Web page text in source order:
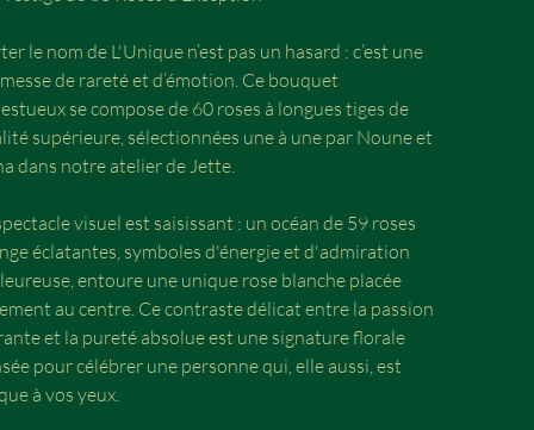
le nom de L'Unique n’est pas un hasard : c’est une
de rareté et d’émotion. Ce bouquet
se compose de 60 roses à longues tiges de
supérieure, sélectionnées une à une par Noune et
dans notre atelier de Jette.
visuel est saisissant : un océan de 59 roses
éclatantes, symboles d'énergie et d'admiration
entoure une unique rose blanche placée
au centre. Ce contraste délicat entre la passion
et la pureté absolue est une signature florale
pour célébrer une personne qui, elle aussi, est
à vos yeux.